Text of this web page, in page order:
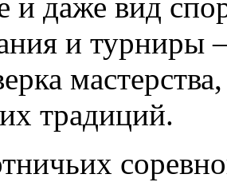
и даже вид
и турниры
традиций.